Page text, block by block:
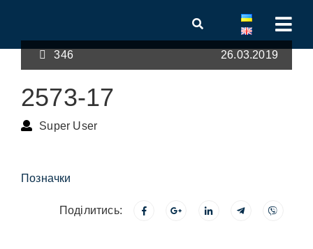
346 26.03.2019
2573-17
Super User
Позначки
Поділитись: